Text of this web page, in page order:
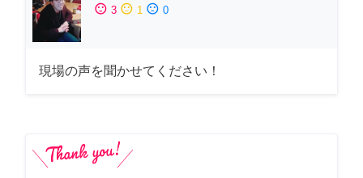
sentiment_satisfied 3 sentiment_neutral 1 sentiment_dissatisfied 0
現場の声を聞かせてください！